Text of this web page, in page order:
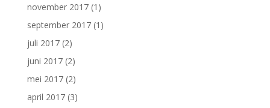
november 2017(1)
september 2017(1)
juli 2017(2)
juni 2017(2)
mei 2017(2)
april 2017(3)